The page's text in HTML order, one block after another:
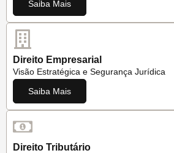
Saiba Mais
Direito Empresarial
Visão Estratégica e Segurança Jurídica
Saiba Mais
Direito Tributário